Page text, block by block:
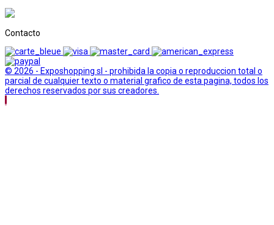
Contacto
© 2026 - Exposhopping sl - prohibida la copia o reproduccion total o
parcial de cualquier texto o material grafico de esta pagina, todos los
derechos reservados por sus creadores.